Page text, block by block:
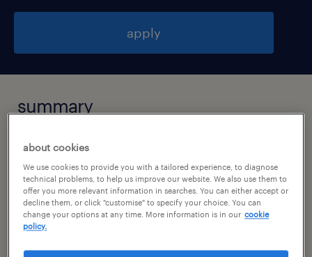
apply
summary
české budějovice, jihočeský kraj
35,000 - 50,000 Kč za měsíc
stálý úvazek
about cookies
We use cookies to provide you with a tailored experience, to diagnose
technical problems, to help us improve our website. We also use them to
offer you more relevant information in searches. You can either accept or
decline them, or click "customise" to specify your choice. You can
change your options at any time. More information is in our cookie
policy.